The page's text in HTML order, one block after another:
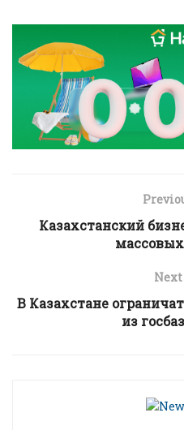
Казахстанский
Next
В Казахстане
из